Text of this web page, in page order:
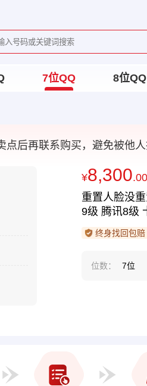
7位QQ 8位QQ
点后再联系购买，避免被他
¥8,300.00
重置人脸没
9级 腾讯8级
终身找回包赔
位数： 7位